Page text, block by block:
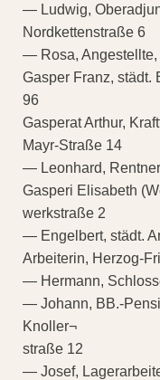
— Ludwig,
Nordkettenstraße 6
— Rosa, Angestellte,
Gasper Franz, städt.
96
Gasperat Arthur,
Mayr-Straße 14
— Leonhard,
Gasperi Elisabeth
werkstraße 2
— Engelbert, städt.
Arbeiterin, Herzog-
— Hermann,
— Johann, BB.-
Knoller¬
straße 12
— Josef,